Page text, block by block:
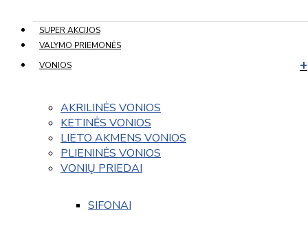
SUPER AKCIJOS
VALYMO PRIEMONĖS
VONIOS
AKRILINĖS VONIOS
KETINĖS VONIOS
LIETO AKMENS VONIOS
PLIENINĖS VONIOS
VONIŲ PRIEDAI
SIFONAI